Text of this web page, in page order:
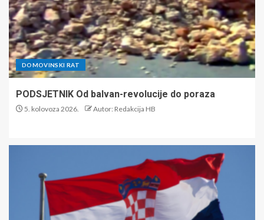
DOMOVINSKI RAT
PODSJETNIK Od balvan-revolucije do poraza
5. kolovoza 2026. Autor: Redakcija HB